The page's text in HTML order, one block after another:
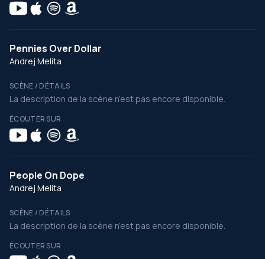
Pennies Over Dollar
Andrej Melita
SCÈNE / DÉTAILS
La description de la scène n’est pas encore disponible.
ÉCOUTER SUR
People On Dope
Andrej Melita
SCÈNE / DÉTAILS
La description de la scène n’est pas encore disponible.
ÉCOUTER SUR